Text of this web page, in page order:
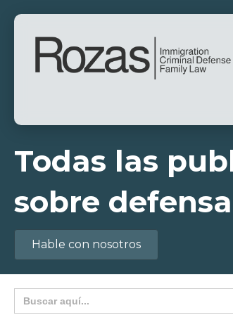
Todas las
sobre
Hable con nosotros
Buscar: